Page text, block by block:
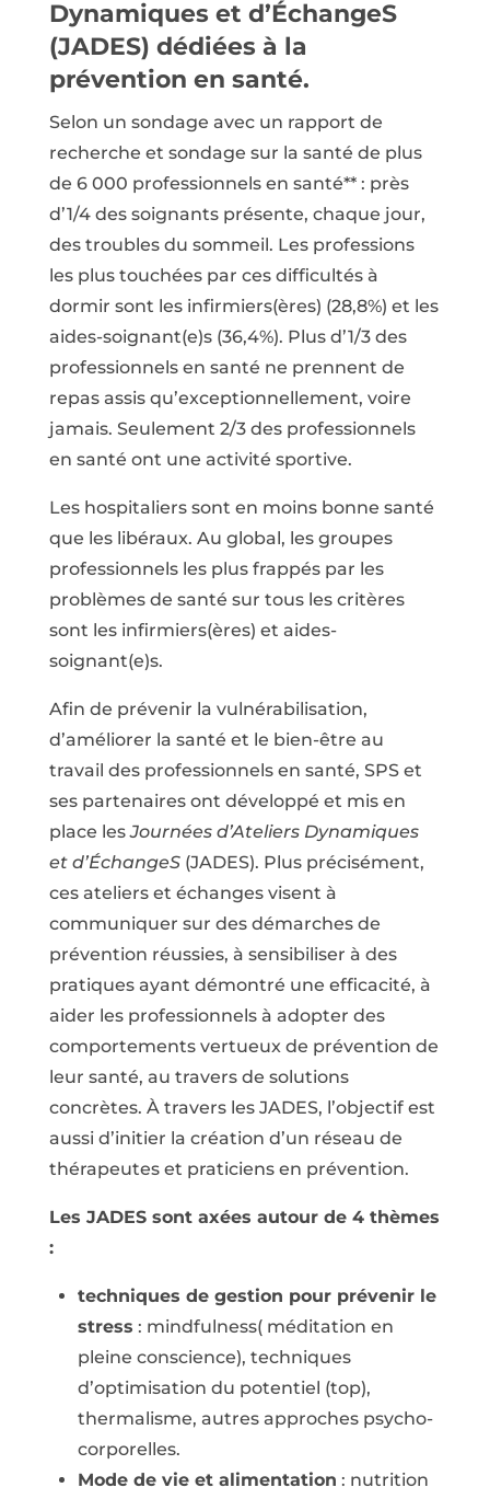
Dynamiques et d’ÉchangeS
(JADES) dédiées à la
prévention en santé.
Selon un sondage avec un rapport de
recherche et sondage sur la santé de plus
de 6 000 professionnels en santé** : près
d’1/4 des soignants présente, chaque jour,
des troubles du sommeil. Les professions
les plus touchées par ces difficultés à
dormir sont les infirmiers(ères) (28,8%) et les
aides-soignant(e)s (36,4%). Plus d’1/3 des
professionnels en santé ne prennent de
repas assis qu’exceptionnellement, voire
jamais. Seulement 2/3 des professionnels
en santé ont une activité sportive.
Les hospitaliers sont en moins bonne santé
que les libéraux. Au global, les groupes
professionnels les plus frappés par les
problèmes de santé sur tous les critères
sont les infirmiers(ères) et aides-
soignant(e)s.
Afin de prévenir la vulnérabilisation,
d’améliorer la santé et le bien-être au
travail des professionnels en santé, SPS et
ses partenaires ont développé et mis en
place lesJournées d’Ateliers Dynamiques
et d’ÉchangeS(JADES). Plus précisément,
ces ateliers et échanges visent à
communiquer sur des démarches de
prévention réussies, à sensibiliser à des
pratiques ayant démontré une efficacité, à
aider les professionnels à adopter des
comportements vertueux de prévention de
leur santé, au travers de solutions
concrètes. À travers les JADES, l’objectif est
aussi d’initier la création d’un réseau de
thérapeutes et praticiens en prévention.
Les JADES sont axées autour de 4 thèmes
:
techniques de gestion pour prévenir le
stress : mindfulness( méditation en
pleine conscience), techniques
d’optimisation du potentiel (top),
thermalisme, autres approches psycho-
corporelles.
Mode de vie et alimentation : nutrition